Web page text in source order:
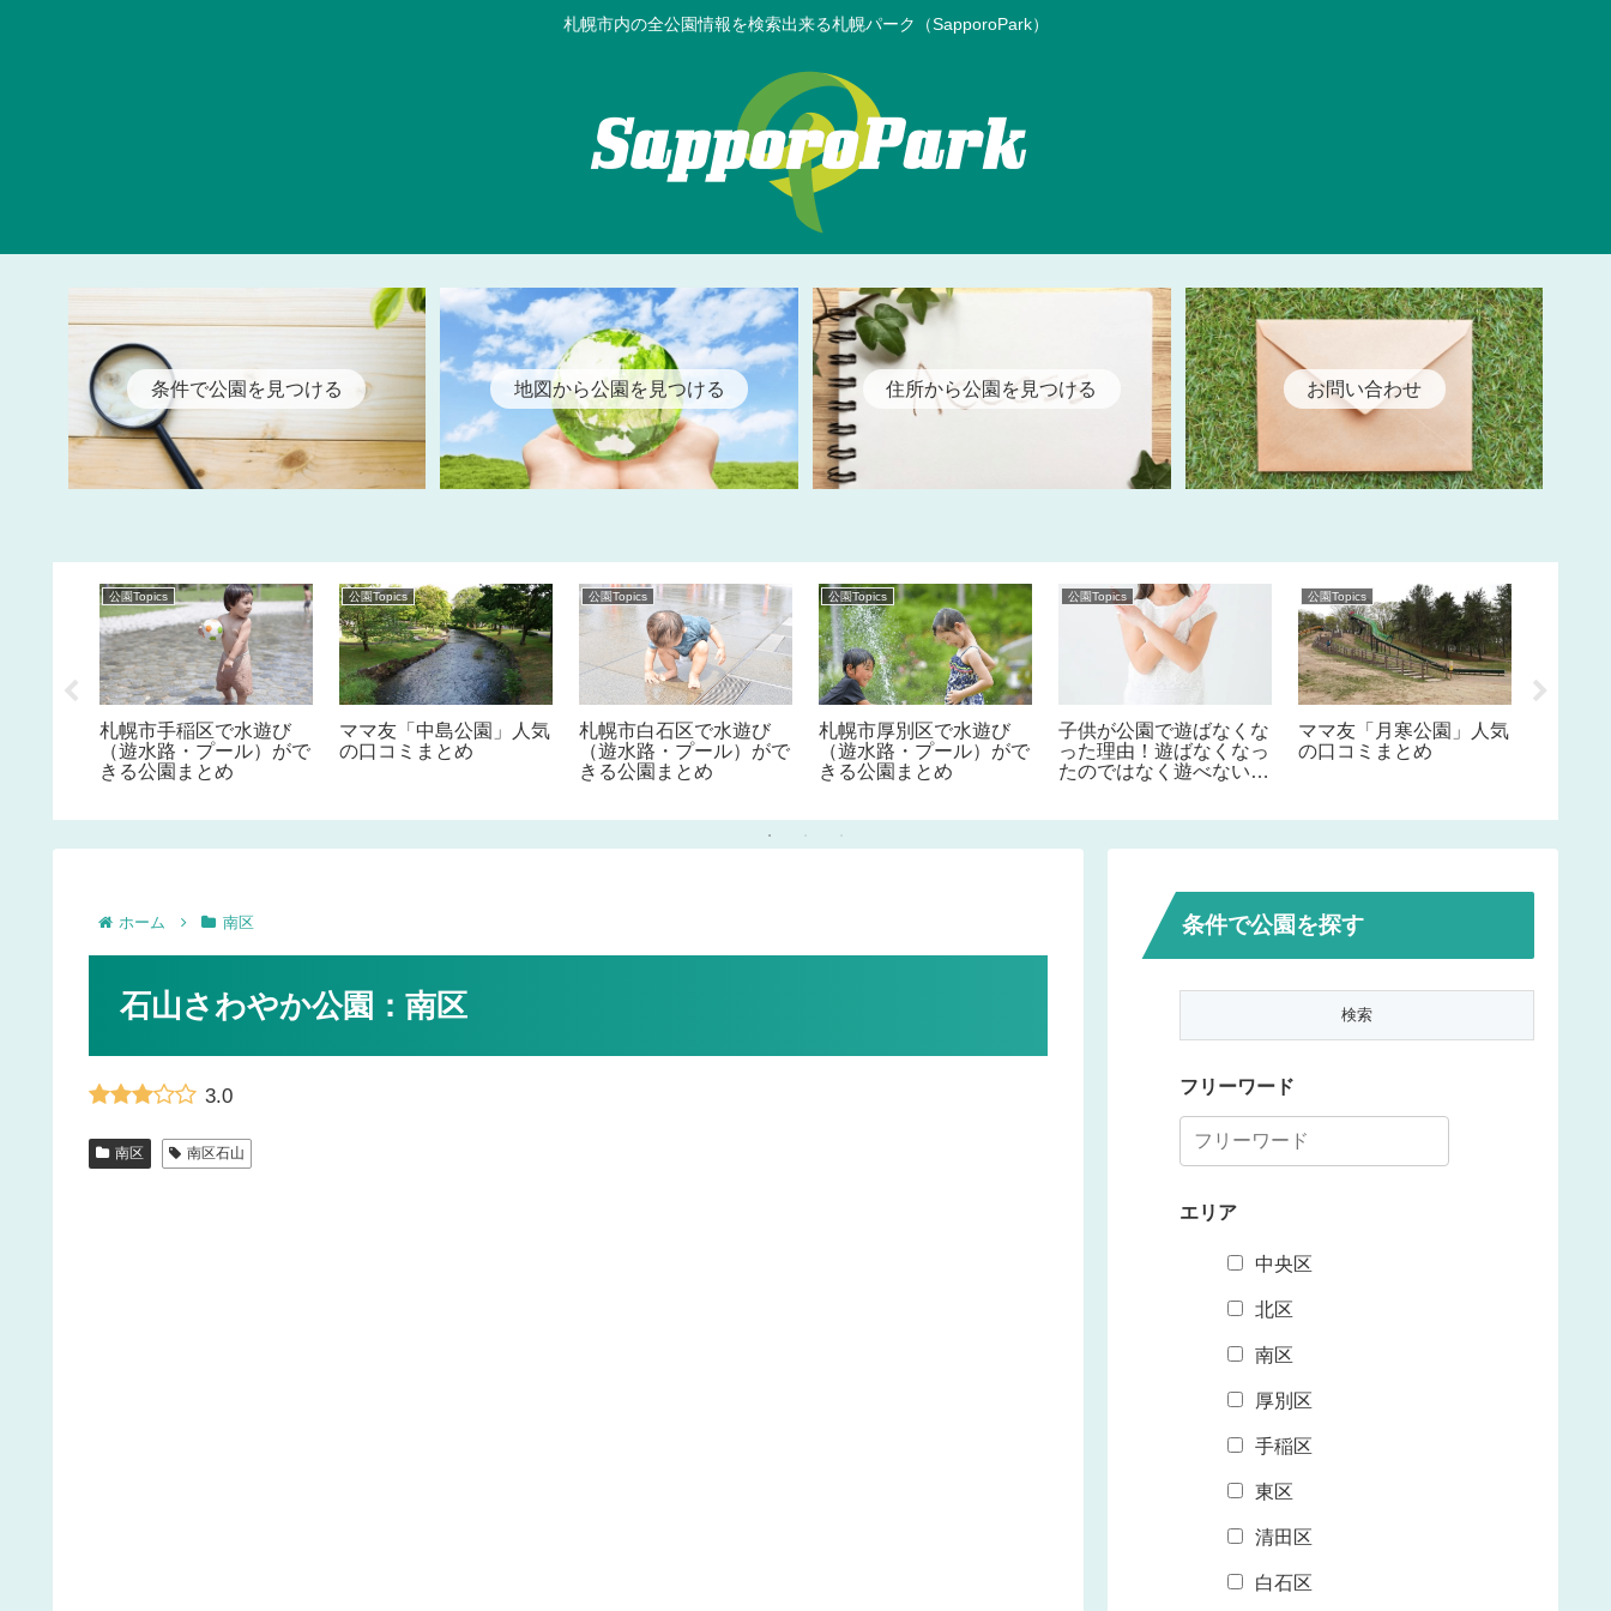
札幌市内の全公園情報を検索出来る札幌パーク（SapporoPark）
条件で公園を見つける 地図から公園を見つける 住所から公園を見つける お問い合わせ
公園Topics
札幌市手稲区で水遊び
（遊水路・プール）がで
きる公園まとめ
公園Topics
ママ友「中島公園」人気
の口コミまとめ
公園Topics
札幌市白石区で水遊び
（遊水路・プール）がで
きる公園まとめ
公園Topics
札幌市厚別区で水遊び
（遊水路・プール）がで
きる公園まとめ
公園Topics
子供が公園で遊ばなくな
った理由！遊ばなくなっ
たのではなく遊べない！
公園Topics
ママ友「月寒公園」人気
の口コミまとめ
ホーム 南区
石山さわやか公園：南区
3.0
南区 南区石山
条件で公園を探す
フリーワード
エリア
中央区
北区
南区
厚別区
手稲区
東区
清田区
白石区